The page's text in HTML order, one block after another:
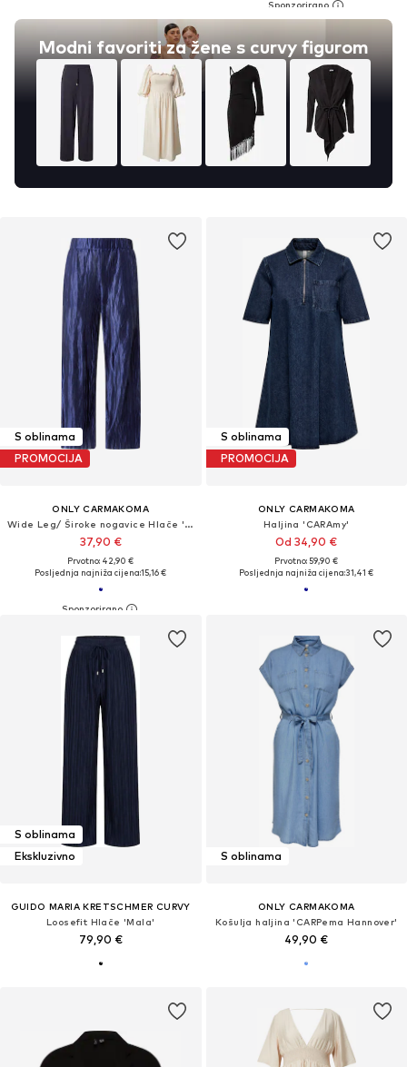
Modni favoriti za žene s curvy figurom
S oblinama
PROMOCIJA
ONLY CARMAKOMA
Wide Leg/ Široke nogavice Hlače 'CARLAZO'
37,90 €
Prvotno: 42,90 €
Posljednja najniža cijena:15,16 €
S oblinama
PROMOCIJA
ONLY CARMAKOMA
Haljina 'CARAmy'
Od 34,90 €
Prvotno: 59,90 €
Posljednja najniža cijena:31,41 €
S oblinama
Ekskluzivno
GUIDO MARIA KRETSCHMER CURVY
Loosefit Hlače 'Mala'
79,90 €
S oblinama
ONLY CARMAKOMA
Košulja haljina 'CARPema Hannover'
49,90 €